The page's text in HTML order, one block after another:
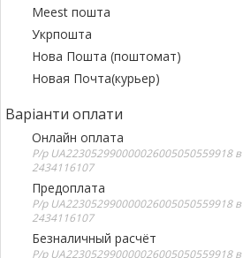
Meest пошта
Укрпошта
Нова Пошта (поштомат)
Новая Почта(курьер)
Варіанти оплати
Онлайн оплата
Р/р UA223052990000026005050559918
2434116107
Предоплата
Р/р UA223052990000026005050559918
2434116107
Безналичный расчёт
Р/р UA223052990000026005050559918